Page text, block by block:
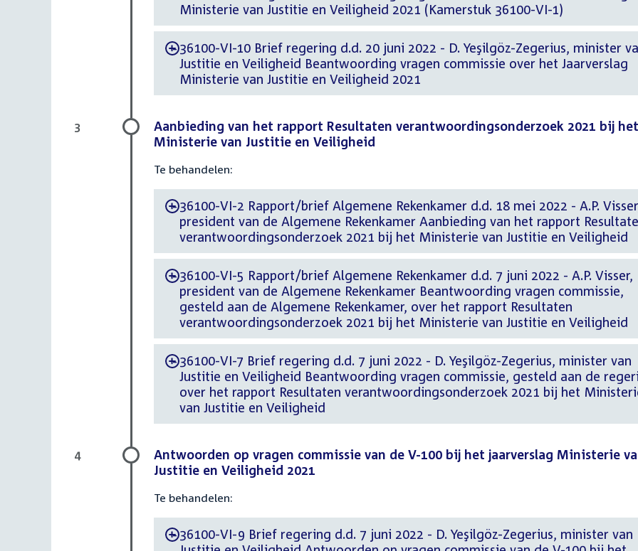
Ministerie van Justitie en Veiligheid 2021 (Kamerstuk 36100-VI-1)
-36100-VI-10 Brief regering d.d. 20 juni 2022 - D. Yeşilgöz-Zegerius, minister
Justitie en Veiligheid Beantwoording vragen commissie over het Jaarverslag
Ministerie van Justitie en Veiligheid 2021
Aanbieding van het rapport Resultaten verantwoordingsonderzoek 2021 bij het
Ministerie van Justitie en Veiligheid
Te behandelen:
-36100-VI-2 Rapport/brief Algemene Rekenkamer d.d. 18 mei 2022 - A.P.
president van de Algemene Rekenkamer Aanbieding van het rapport
verantwoordingsonderzoek 2021 bij het Ministerie van Justitie en Veiligheid
-36100-VI-5 Rapport/brief Algemene Rekenkamer d.d. 7 juni 2022 - A.P. Visser,
president van de Algemene Rekenkamer Beantwoording vragen commissie,
gesteld aan de Algemene Rekenkamer, over het rapport Resultaten
verantwoordingsonderzoek 2021 bij het Ministerie van Justitie en Veiligheid
-36100-VI-7 Brief regering d.d. 7 juni 2022 - D. Yeşilgöz-Zegerius, minister van
Justitie en Veiligheid Beantwoording vragen commissie, gesteld aan de
over het rapport Resultaten verantwoordingsonderzoek 2021 bij het
van Justitie en Veiligheid
3
Antwoorden op vragen commissie van de V-100 bij het jaarverslag Ministerie
Justitie en Veiligheid 2021
Te behandelen:
-36100-VI-9 Brief regering d.d. 7 juni 2022 - D. Yeşilgöz-Zegerius, minister van
4